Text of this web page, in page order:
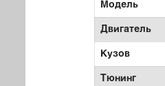
Модель
Двигатель
Кузов
Тюнинг